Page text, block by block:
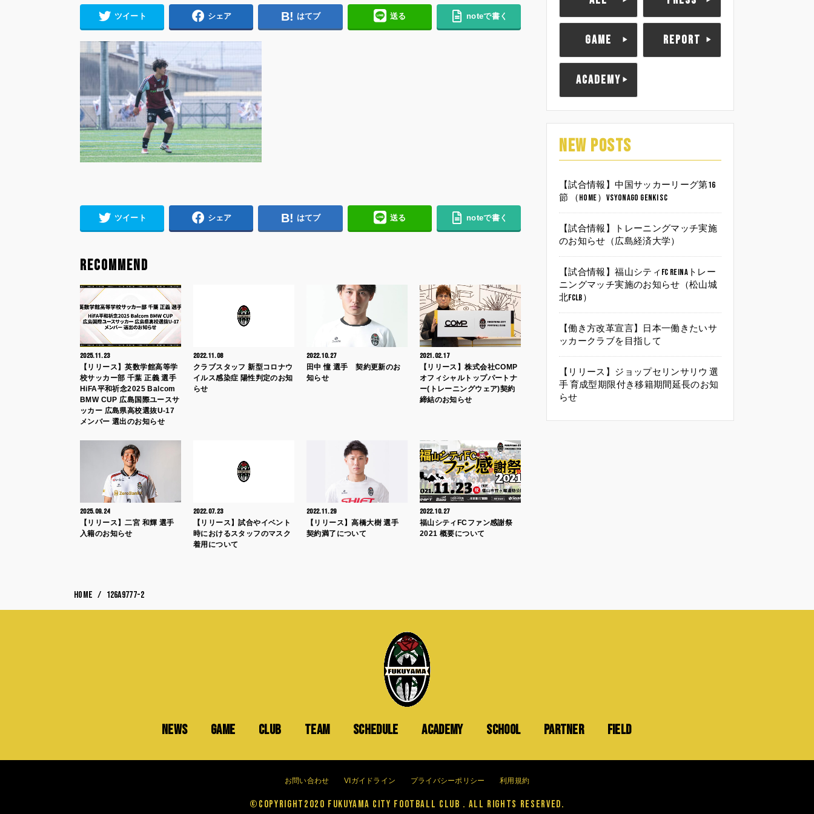
ツイート シェア はてブ 送る noteで書く
ツイート シェア はてブ 送る noteで書く
RECOMMEND
2025.11.23
【リリース】英数学館高等学
校サッカー部 千葉 正義 選手
HiFA平和祈念2025 Balcom
BMW CUP 広島国際ユースサ
ッカー 広島県高校選抜U-17
メンバー 選出のお知らせ
2022.11.08
クラブスタッフ 新型コロナウ
イルス感染症 陽性判定のお知
らせ
2022.10.27
田中 憧 選手 契約更新のお
知らせ
2021.02.17
【リリース】株式会社COMP
オフィシャルトップパートナ
ー(トレーニングウェア)契約
締結のお知らせ
2025.09.24
【リリース】二宮 和輝 選手
入籍のお知らせ
2022.07.23
【リリース】試合やイベント
時におけるスタッフのマスク
着用について
2022.11.29
【リリース】高橋大樹 選手
契約満了について
2022.10.27
福山シティFCファン感謝祭
2021 概要について
GAME REPORT
ACADEMY
NEW POSTS
【試合情報】中国サッカーリーグ第16
節 （HOME）vsYonago Genki SC
【試合情報】トレーニングマッチ実施
のお知らせ（広島経済大学）
【試合情報】福山シティFC Reinaトレー
ニングマッチ実施のお知らせ（松山城
北FCLB）
【働き方改革宣言】日本一働きたいサ
ッカークラブを目指して
【リリース】ジョップセリンサリウ 選
手 育成型期限付き移籍期間延長のお知
らせ
HOME 126A9777-2
NEWS GAME CLUB TEAM SCHEDULE ACADEMY SCHOOL PARTNER FIELD
お問い合わせ VIガイドライン プライバシーポリシー 利用規約
©Copyright2020 FUKUYAMA CITY FOOTBALL CLUB . All Rights Reserved.